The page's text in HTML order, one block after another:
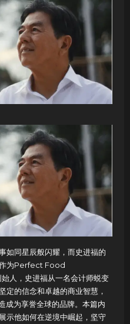
如同星辰般闪耀，而史进福的
作为Perfect Food
人，史进福从一名会计师蜕变
定的信念和卓越的商业智慧，
成为享誉全球的品牌。本篇内
示他如何在逆境中崛起，坚守